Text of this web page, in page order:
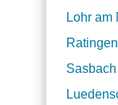
Lohr am
Ratingen
Sasbach